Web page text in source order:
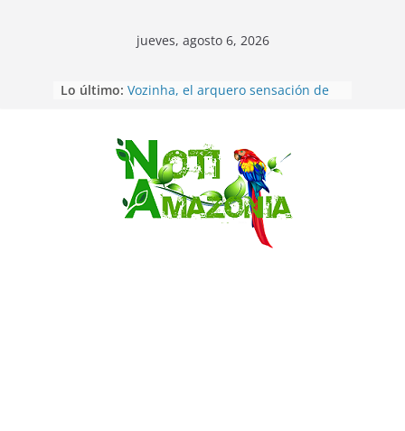
Saltar
jueves, agosto 6, 2026
Lo último: Sentencian a 34 años de prisión a
implicados en caso de Alison,
Vozinha, el arquero sensación de
cabo Verde, ya llegó para
incorporarse a Colo Colo de Chile
Pastaza: la parroquia Diez de
Agosto eligió a su nueva reina por
La “deuda de sueño”: una alerta